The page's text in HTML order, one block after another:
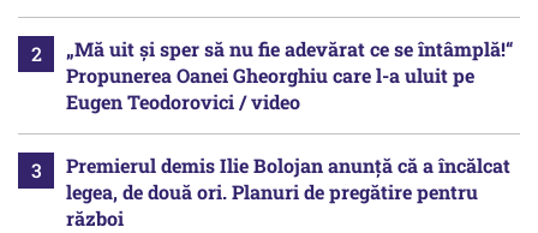
„Mă uit și sper să nu fie adevărat ce se întâmplă!“
Propunerea Oanei Gheorghiu care l-a uluit pe
Eugen Teodorovici / video
Premierul demis Ilie Bolojan anunță că a încălcat
legea, de două ori. Planuri de pregătire pentru
război